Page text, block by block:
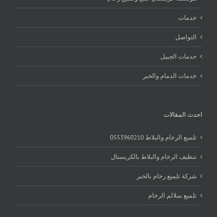
خدمات
التواصل
خدمات الجبيل
خدمات الدمام والخبر
احدث المقالات
تلميع الرخام والبلاط 0553960210
تنظيف الرخام والبلاط بالكريستال
شركة تلميع رخام بالخبر
تلميع سلالم الرخام